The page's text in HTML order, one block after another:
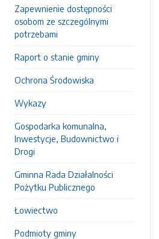
Zapewnienie dostępności
osobom ze szczególnymi
potrzebami
Raport o stanie gminy
Ochrona Środowiska
Wykazy
Gospodarka komunalna,
Inwestycje, Budownictwo i
Drogi
Gminna Rada Działalności
Pożytku Publicznego
Łowiectwo
Podmioty gminy